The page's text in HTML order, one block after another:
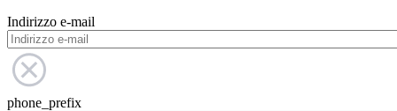
Indirizzo e-mail
phone_prefix